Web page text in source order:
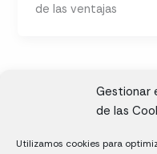
Gestionar
de las
Utilizamos cookies para
de las ventajas